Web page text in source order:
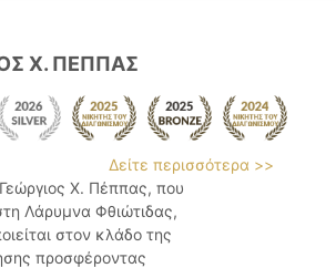
Χ. ΠΕΠΠΑΣ
Δείτε περισσότερα >>
Χ. Πέππας, που
Λάρυμνα Φθιώτιδας,
στον κλάδο της
προσφέροντας